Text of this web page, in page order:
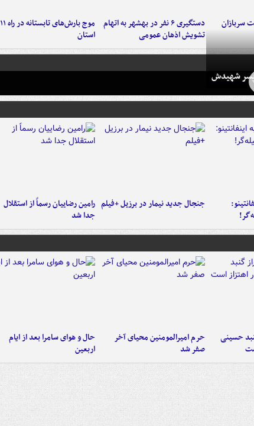
سربازان
دستگیری ۶ نفر در بهشهر به اتهام
تشویش اذهان عمومی
موج بارش‌های تابستانه در راه ۱۱
استان
پسر شهیدش
جنجال جدید نیمار در برزیل +فیلم رامین رضاییان رسماً از استقلال
جدا شد
حسینی
حرم امیرالمومنین محیای آخر
صفر شد
حال و هوای سامرا بعد از ایام
اربعین